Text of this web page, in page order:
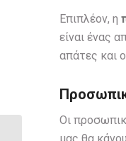
Επιπλέον, η
είναι ένας
απάτες και
Οι
Παράγοντες που